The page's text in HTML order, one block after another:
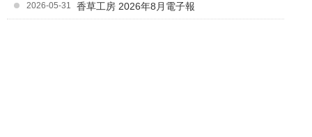
Ivy老師
2026-05-31 香草工房 2026年8月電子報